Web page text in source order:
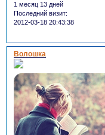
1 месяц 13 дней
Последний визит:
2012-03-18 20:43:38
Волошка